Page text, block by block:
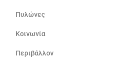
Πυλώνες
Κοινωνία
Περιβάλλον